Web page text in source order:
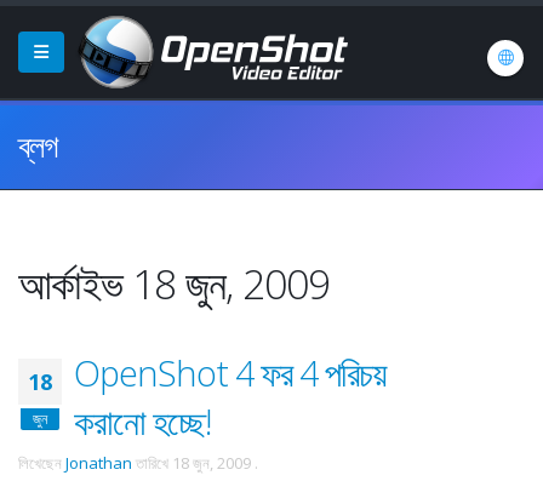
ব্লগ
আর্কাইভ 18 জুন, 2009
18
জুন
OpenShot 4 ফর 4 পরিচয়
করানো হচ্ছে!
লিখেছেন Jonathan তারিখে 18 জুন, 2009 .